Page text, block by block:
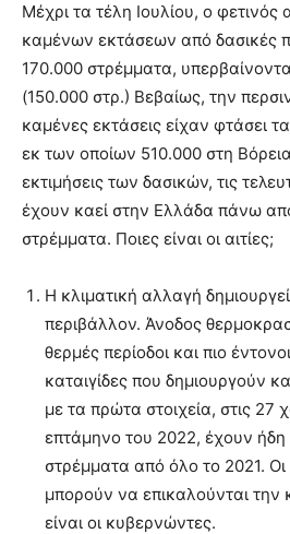
lyons
teaches
you
the
meaning
of
pain.
pornhun
hd
porn
Μέχρι τα τέλη Ιουλίου, ο φετινός
καμένων εκτάσεων από δασικές
170.000 στρέμματα,
(150.000 στρ.) Βεβαίως, την
καμένες εκτάσεις είχαν φτάσει
εκ των οποίων 510.000 στη
εκτιμήσεις των δασικών, τις
έχουν καεί στην Ελλάδα πάνω
στρέμματα. Ποιες είναι οι αιτίες;
Η κλιματική αλλαγή
περιβάλλον. Άνοδος
θερμές περίοδοι και πιο
καταιγίδες που δημιουργούν
με τα πρώτα στοιχεία, στις 27
επτάμηνο του 2022, έχουν ήδη
στρέμματα από όλο το 2021. Οι
μπορούν να επικαλούνται την
είναι οι κυβερνώντες.